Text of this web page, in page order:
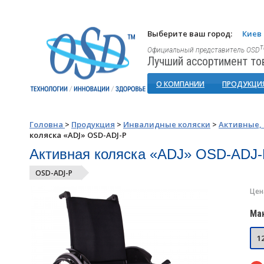
Выберите ваш город: Киев
Официальный представитель OSD
Лучший ассортимент
О КОМПАНИИ
Головна > Продукция > Инвалидные коляски > Активные,
коляска «ADJ» OSD-ADJ-P
Активная коляска «ADJ» OSD-
OSD-ADJ-P